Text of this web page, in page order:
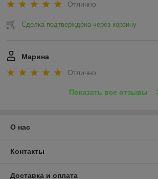
Отлично
Сделка подтверждена через корзину
Марина
Отлично
Показать все отзывы
О нас
Контакты
Доставка и оплата